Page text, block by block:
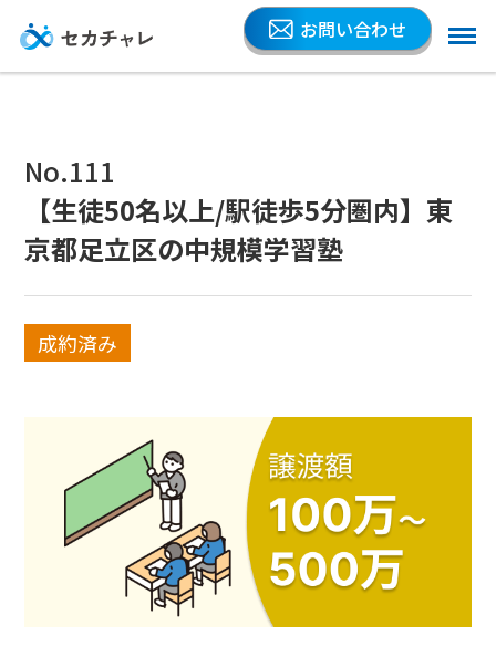
お問い合わせ
No.111
【生徒50名以上/駅徒歩5分圏内】東
京都足立区の中規模学習塾
成約済み